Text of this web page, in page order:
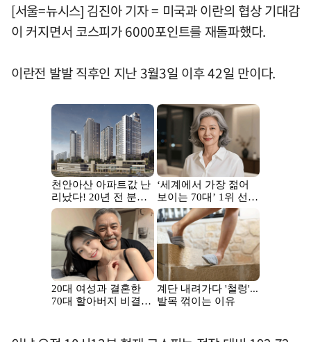
[서울=뉴시스] 김진아 기자 = 미국과 이란의 협상 기대감
이 커지면서 코스피가 6000포인트를 재돌파했다.
이란전 발발 직후인 지난 3월3일 이후 42일 만이다.